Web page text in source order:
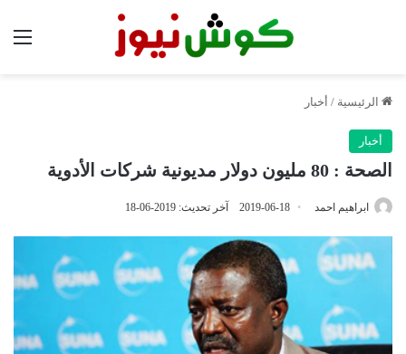
الرئيسية / أخبار
أخبار
الصحة : 80 مليون دولار مديونية شركات الأدوية
ابراهيم احمد 2019-06-18 آخر تحديث: 2019-06-18